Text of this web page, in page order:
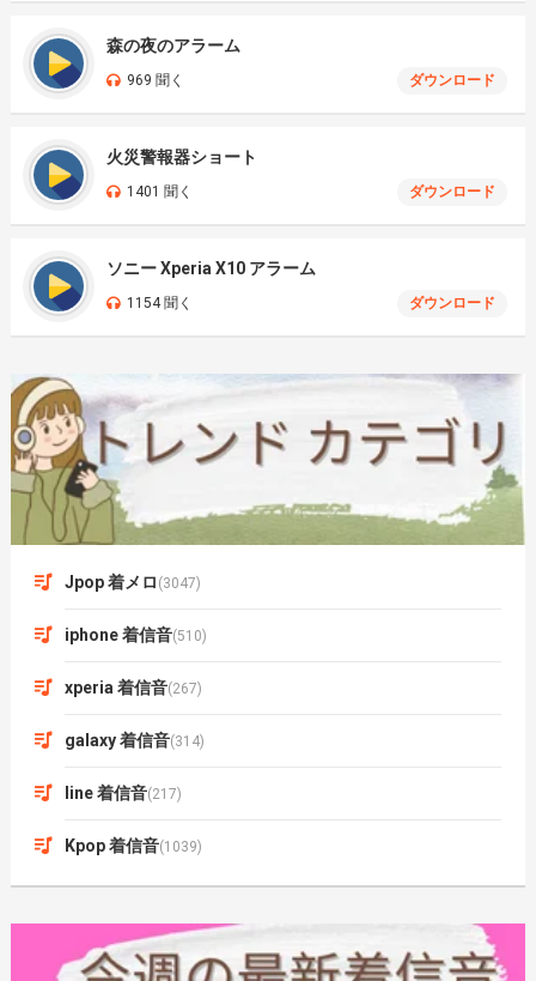
森の夜のアラーム
969 聞く ダウンロード
火災警報器ショート
1401 聞く ダウンロード
ソニー Xperia X10 アラーム
1154 聞く ダウンロード
Jpop 着メロ (3047)
iphone 着信音(510)
xperia 着信音(267)
galaxy 着信音(314)
line 着信音(217)
Kpop 着信音(1039)